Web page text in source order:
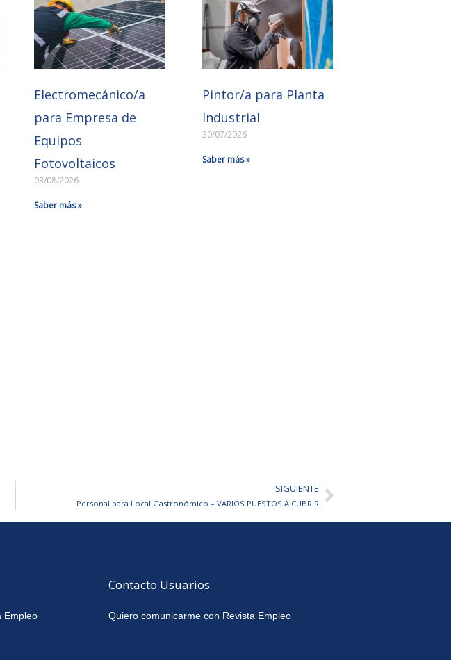
Electromecánico/a
para Empresa de
Equipos
Fotovoltaicos
03/08/2026
Saber más »
Pintor/a para Planta
Industrial
30/07/2026
Saber más »
SIGUIENTE
Personal para Local Gastronómico – VARIOS PUESTOS A CUBRIRSiguiente
Empleo
Contacto Usuarios
Quiero comunicarme con Revista Empleo